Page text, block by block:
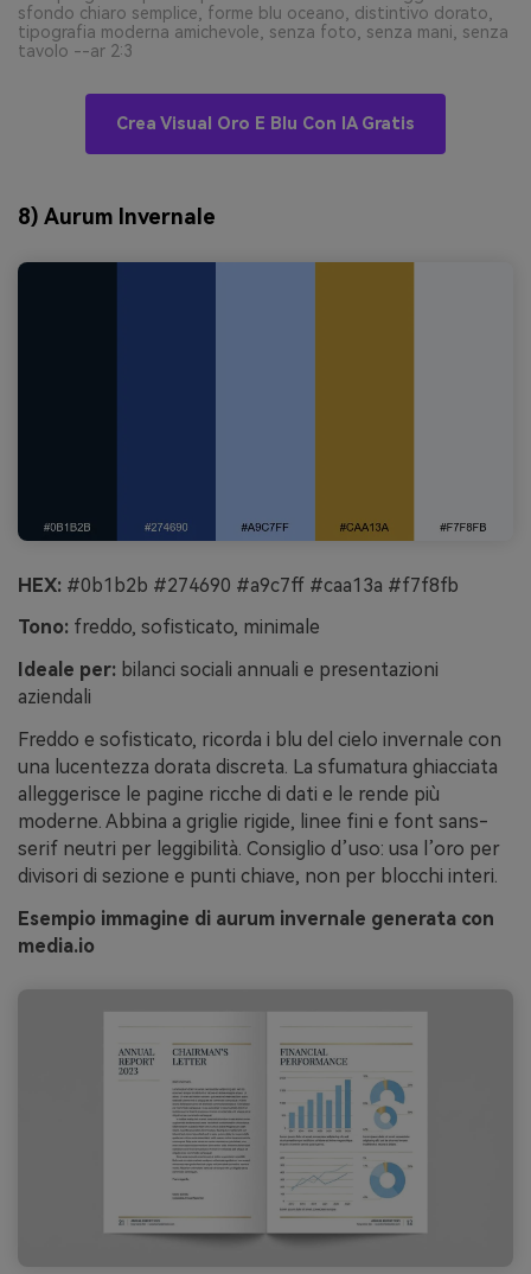
sfondo chiaro semplice, forme blu oceano, distintivo dorato,
tipografia moderna amichevole, senza foto, senza mani, senza
tavolo --ar 2:3
Crea Visual Oro E Blu Con IA Gratis
8) Aurum Invernale
HEX: #0b1b2b #274690 #a9c7ff #caa13a #f7f8fb
Tono: freddo, sofisticato, minimale
Ideale per: bilanci sociali annuali e presentazioni
aziendali
Freddo e sofisticato, ricorda i blu del cielo invernale con
una lucentezza dorata discreta. La sfumatura ghiacciata
alleggerisce le pagine ricche di dati e le rende più
moderne. Abbina a griglie rigide, linee fini e font sans-
serif neutri per leggibilità. Consiglio d’uso: usa l’oro per
divisori di sezione e punti chiave, non per blocchi interi.
Esempio immagine di aurum invernale generata con
media.io